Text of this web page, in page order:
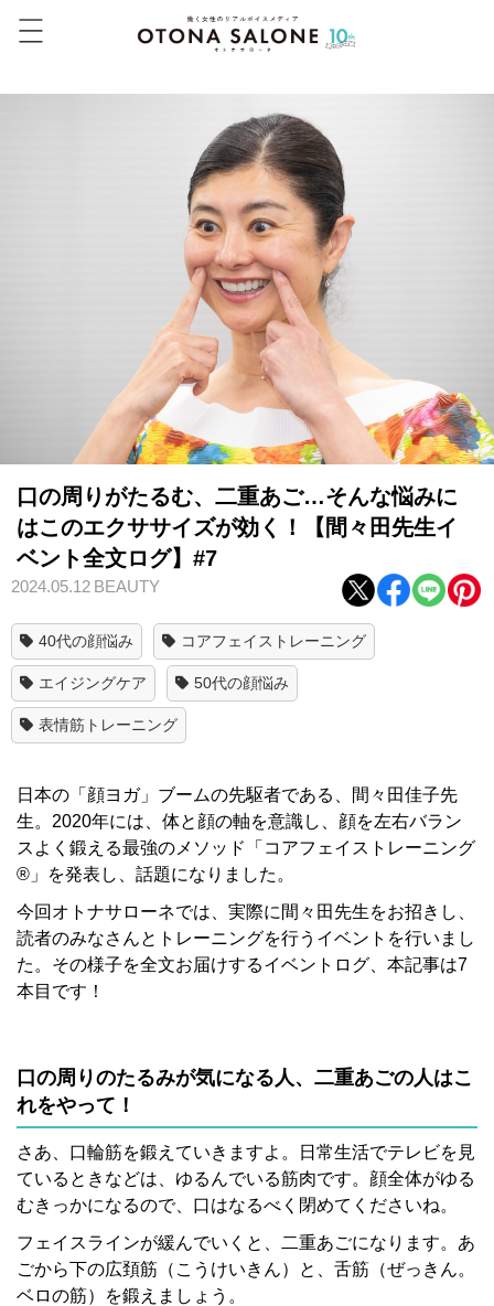
口の周りがたるむ、二重あご…そんな悩みに
はこのエクササイズが効く！【間々田先生イ
ベント全文ログ】#7
2024.05.12 BEAUTY
40代の顔悩み コアフェイストレーニング
エイジングケア 50代の顔悩み
表情筋トレーニング
日本の「顔ヨガ」ブームの先駆者である、間々田佳子先
生。2020年には、体と顔の軸を意識し、顔を左右バラン
スよく鍛える最強のメソッド「コアフェイストレーニング
®」を発表し、話題になりました。
今回オトナサローネでは、実際に間々田先生をお招きし、
読者のみなさんとトレーニングを行うイベントを行いまし
た。その様子を全文お届けするイベントログ、本記事は7
本目です！
口の周りのたるみが気になる人、二重あごの人はこ
れをやって！
さあ、口輪筋を鍛えていきますよ。日常生活でテレビを見
ているときなどは、ゆるんでいる筋肉です。顔全体がゆる
むきっかになるので、口はなるべく閉めてくださいね。
フェイスラインが緩んでいくと、二重あごになります。あ
ごから下の広頚筋（こうけいきん）と、舌筋（ぜっきん。
ベロの筋）を鍛えましょう。